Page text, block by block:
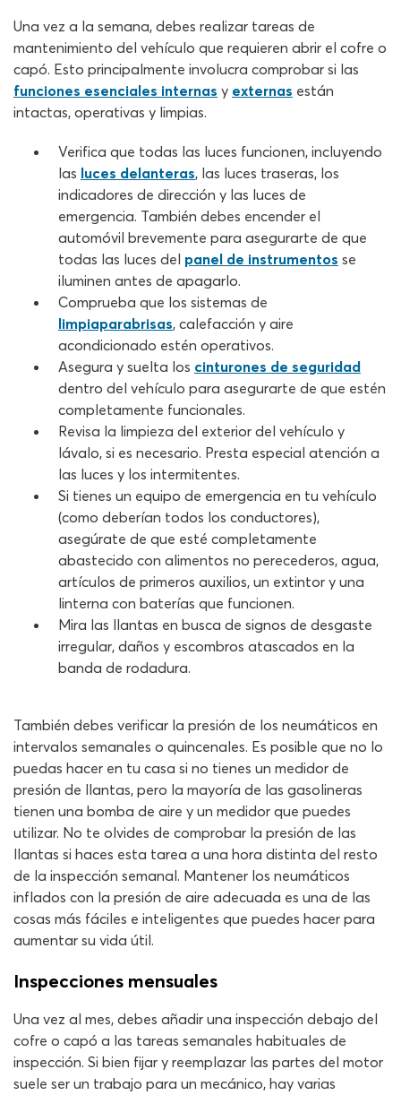
Una vez a la semana, debes realizar tareas de
mantenimiento del vehículo que requieren abrir el cofre o
capó. Esto principalmente involucra comprobar si las
funciones esenciales internas y externas están
intactas, operativas y limpias.
Verifica que todas las luces funcionen, incluyendo
las luces delanteras, las luces traseras, los
indicadores de dirección y las luces de
emergencia. También debes encender el
automóvil brevemente para asegurarte de que
todas las luces del panel de instrumentos se
iluminen antes de apagarlo.
Comprueba que los sistemas de
limpiaparabrisas, calefacción y aire
acondicionado estén operativos.
Asegura y suelta los cinturones de seguridad
dentro del vehículo para asegurarte de que estén
completamente funcionales.
Revisa la limpieza del exterior del vehículo y
lávalo, si es necesario. Presta especial atención a
las luces y los intermitentes.
Si tienes un equipo de emergencia en tu vehículo
(como deberían todos los conductores),
asegúrate de que esté completamente
abastecido con alimentos no perecederos, agua,
artículos de primeros auxilios, un extintor y una
linterna con baterías que funcionen.
Mira las llantas en busca de signos de desgaste
irregular, daños y escombros atascados en la
banda de rodadura.
También debes verificar la presión de los neumáticos en
intervalos semanales o quincenales. Es posible que no lo
puedas hacer en tu casa si no tienes un medidor de
presión de llantas, pero la mayoría de las gasolineras
tienen una bomba de aire y un medidor que puedes
utilizar. No te olvides de comprobar la presión de las
llantas si haces esta tarea a una hora distinta del resto
de la inspección semanal. Mantener los neumáticos
inflados con la presión de aire adecuada es una de las
cosas más fáciles e inteligentes que puedes hacer para
aumentar su vida útil.
Inspecciones mensuales
Una vez al mes, debes añadir una inspección debajo del
cofre o capó a las tareas semanales habituales de
inspección. Si bien fijar y reemplazar las partes del motor
suele ser un trabajo para un mecánico, hay varias